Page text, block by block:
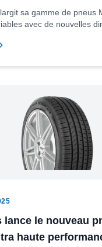
pour
sa gamme de pneus
avec de nouvelles
lance le nouveau
haute